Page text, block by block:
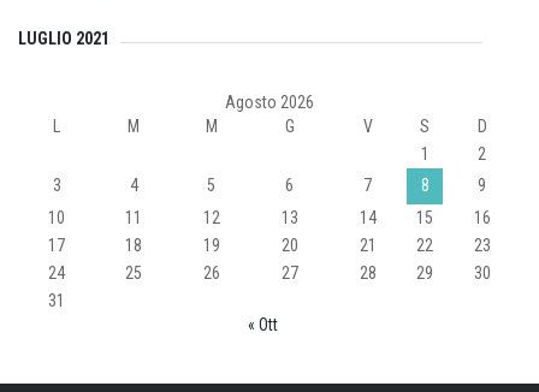
LUGLIO 2021
Agosto 2026
M M G V S
D
1
2
3
4 5 6 7 8
9
10
11 12 13 14 15
16
17
18 19 20 21 22
23
24
25 26 27 28 29
30
31
« Ott